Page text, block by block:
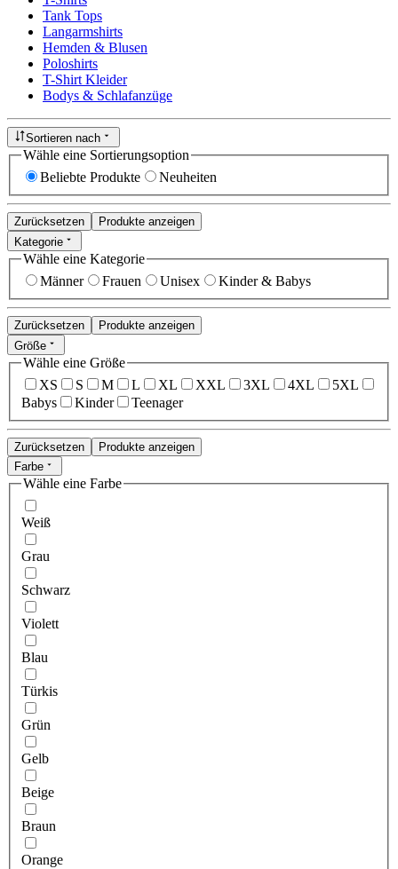
Tank Tops
Langarmshirts
Hemden & Blusen
Poloshirts
T-Shirt Kleider
Bodys & Schlafanzüge
Sortieren nach
Wähle eine Sortierungsoption
Beliebte Produkte
Neuheiten
Zurücksetzen
Produkte anzeigen
Kategorie
Wähle eine Kategorie
Männer
Frauen Unisex Kinder & Babys
Zurücksetzen
Produkte anzeigen
Größe
Wähle eine Größe
XS
S M L XL XXL 3XL 4XL
5XL
Babys
Kinder Teenager
Zurücksetzen
Produkte anzeigen
Farbe
Wähle eine Farbe
Weiß
Grau
Schwarz
Violett
Blau
Türkis
Grün
Gelb
Beige
Braun
Orange